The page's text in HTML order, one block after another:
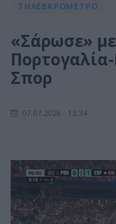
ΤΗΛΕΒΑΡΟΜΕΤΡΟ
«Σάρωσε»
Σπορ
07.07.2026 - 13:34